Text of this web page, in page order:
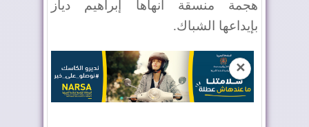
هجمة منسقة أنهاها إبراهيم دياز
بإيداعها الشباك.
✕